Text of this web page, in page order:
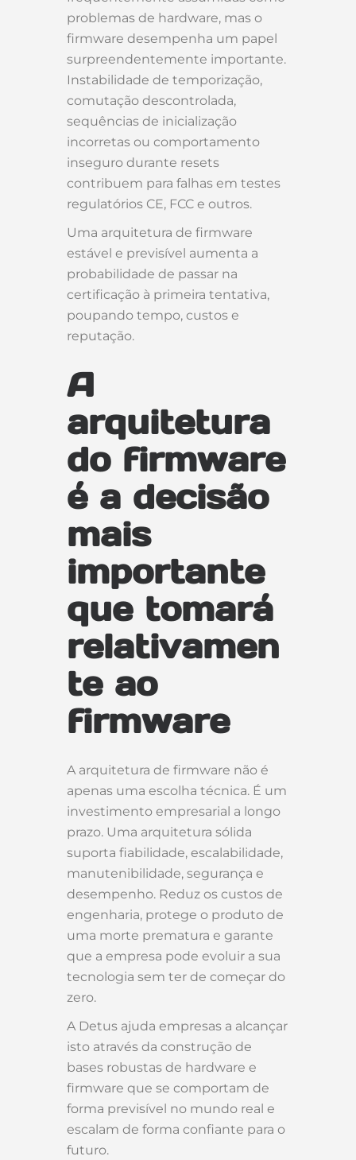
problemas de hardware, mas o
firmware desempenha um papel
surpreendentemente importante.
Instabilidade de temporização,
comutação descontrolada,
sequências de inicialização
incorretas ou comportamento
inseguro durante resets
contribuem para falhas em testes
regulatórios CE, FCC e outros.
Uma arquitetura de firmware
estável e previsível aumenta a
probabilidade de passar na
certificação à primeira tentativa,
poupando tempo, custos e
reputação.
A
arquitetura
do firmware
é a decisão
mais
importante
que tomará
relativamen
te ao
firmware
A arquitetura de firmware não é
apenas uma escolha técnica. É um
investimento empresarial a longo
prazo. Uma arquitetura sólida
suporta fiabilidade, escalabilidade,
manutenibilidade, segurança e
desempenho. Reduz os custos de
engenharia, protege o produto de
uma morte prematura e garante
que a empresa pode evoluir a sua
tecnologia sem ter de começar do
zero.
A Detus ajuda empresas a alcançar
isto através da construção de
bases robustas de hardware e
firmware que se comportam de
forma previsível no mundo real e
escalam de forma confiante para o
futuro.